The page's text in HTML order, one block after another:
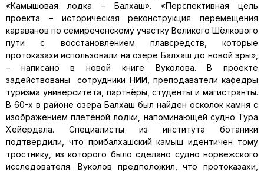
«Камышовая лодка – Балхаш». «Перспективная цель
проекта – историческая реконструкция перемещения
караванов по семиреченскому участку Великого Шёлкового
пути с восстановлением плавсредств, которые
протоказахи использовали на озере Балхаш до новой эры»,
– написано в новой книге Вуколова. В проекте
задействованы сотрудники НИИ, преподаватели кафедры
туризма университета, партнёры, студенты и магистранты.
В 60-х в районе озера Балхаш был найден осколок камня с
изображением плетёной лодки, напоминающей судно Тура
Хейердала. Специалисты из института ботаники
подтвердили, что прибалхашский камыш идентичен тому
тростнику, из которого было сделано судно норвежского
исследователя. Вуколов предположил, что протоказахи,